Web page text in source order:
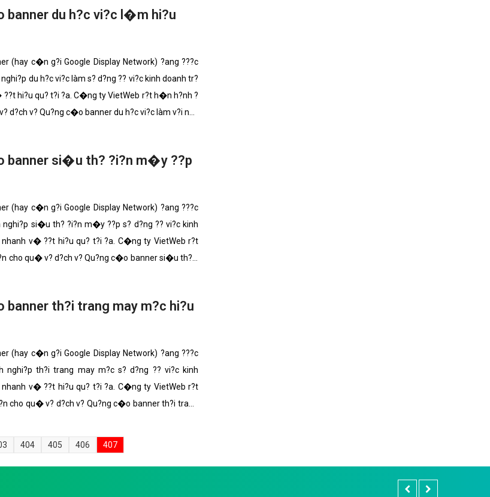
quảng cáo Facebook
quản trị Website
quản trị Fanpage Facebook
SEO Website
banner du h?c vi?c l�m hi?u
(hay c�n g?i Google Display Network) ?ang ???c
du h?c vi?c làm s? d?ng ?? vi?c kinh doanh tr?
hi?u qu? t?i ?a. C�ng ty VietWeb r?t h�n h?nh ?
d?ch v? Qu?ng c�o banner du h?c vi?c làm v?i nh?
banner si�u th? ?i?n m�y ??p
(hay c�n g?i Google Display Network) ?ang ???c
si�u th? ?i?n m�y ??p s? d?ng ?? vi?c kinh
v� ??t hi?u qu? t?i ?a. C�ng ty VietWeb r?t
cho qu� v? d?ch v? Qu?ng c�o banner si�u th? ?
banner th?i trang may m?c hi?u
(hay c�n g?i Google Display Network) ?ang ???c
th?i trang may m?c s? d?ng ?? vi?c kinh
v� ??t hi?u qu? t?i ?a. C�ng ty VietWeb r?t
cho qu� v? d?ch v? Qu?ng c�o banner th?i trang
404 405 406 407